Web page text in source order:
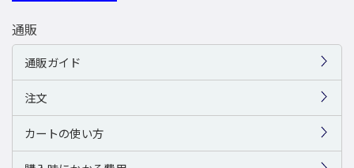
通販
通販ガイド
注文
カートの使い方